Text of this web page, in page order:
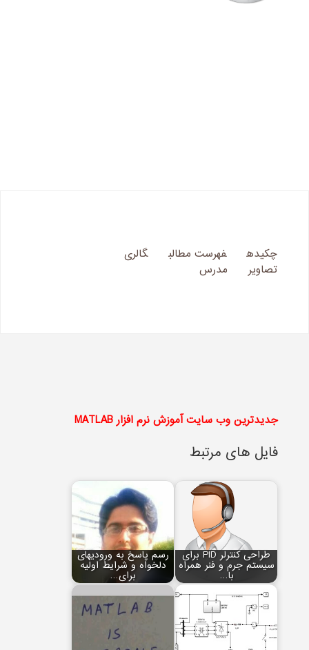
چکیده فهرست مطالب
گالری
تصاویر
مدرس
جدیدترین وب سایت آموزش نرم افزار MATLAB
فایل های مرتبط
طراحی کنترلر PID برای
سیستم جرم و فنر همراه
با…
رسم پاسخ به ورودی‏های
دلخواه و شرایط اولیه
برای…